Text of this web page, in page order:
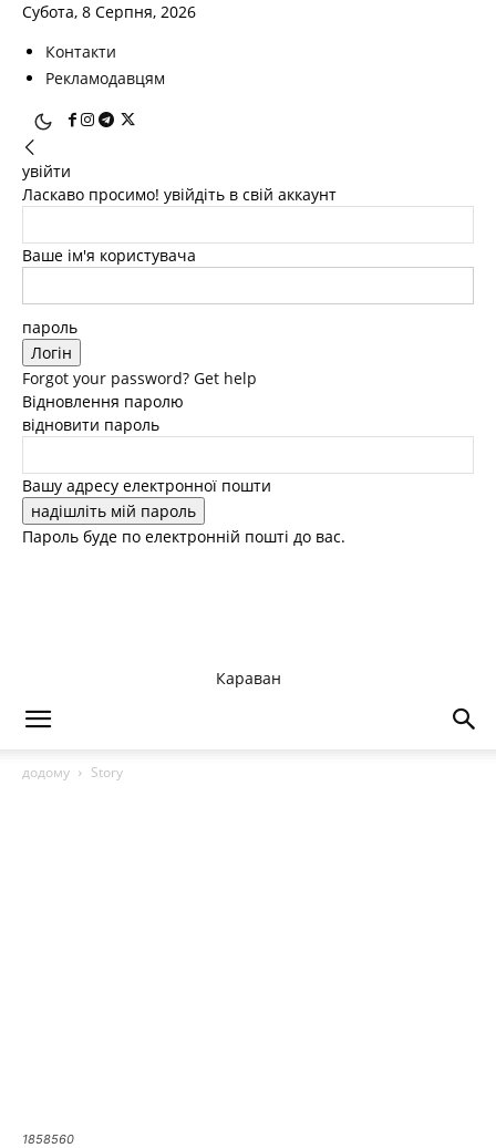
Субота, 8 Серпня, 2026
Контакти
Рекламодавцям
увійти
Ласкаво просимо! увійдіть в свій аккаунт
Ваше ім'я користувача
пароль
Forgot your password? Get help
Відновлення паролю
відновити пароль
Вашу адресу електронної пошти
Пароль буде по електронній пошті до вас.
Караван
додому Story
1858560